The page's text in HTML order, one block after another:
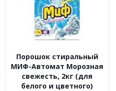
Порошок стиральный
МИФ-Автомат Морозная
свежесть, 2кг (для
белого и цветного)